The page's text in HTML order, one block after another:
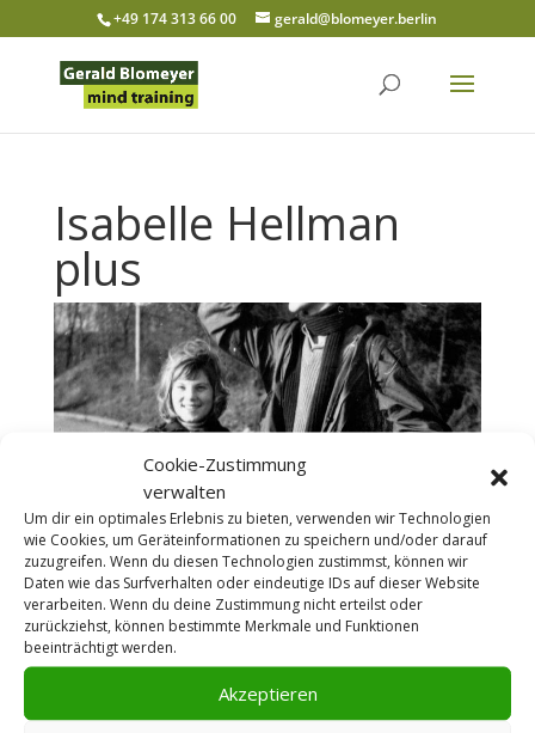
Cookie-Zustimmung
verwalten
Um dir ein optimales Erlebnis zu bieten, verwenden wir Technologien
wie Cookies, um Geräteinformationen zu speichern und/oder darauf
zuzugreifen. Wenn du diesen Technologien zustimmst, können wir
Daten wie das Surfverhalten oder eindeutige IDs auf dieser Website
verarbeiten. Wenn du deine Zustimmung nicht erteilst oder
zurückziehst, können bestimmte Merkmale und Funktionen
beeinträchtigt werden.
Akzeptieren
+49 174 313 66 00 gerald@blomeyer.berlin
Isabelle Hellman
plus